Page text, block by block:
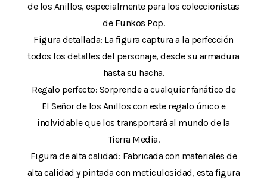
de los Anillos, especialmente para los coleccionistas
de Funkos Pop.
Figura detallada: La figura captura a la perfección
todos los detalles del personaje, desde su armadura
hasta su hacha.
Regalo perfecto: Sorprende a cualquier fanático de
El Señor de los Anillos con este regalo único e
inolvidable que los transportará al mundo de la
Tierra Media.
Figura de alta calidad: Fabricada con materiales de
alta calidad y pintada con meticulosidad, esta figura